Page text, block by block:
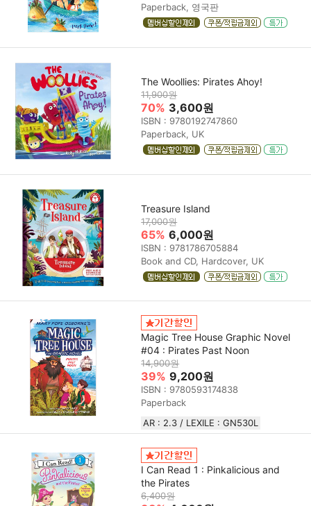
Paperback, 영국판
The Woollies: Pirates Ahoy!
11,900원
70% 3,600원
ISBN : 9780192747860
Paperback, UK
Treasure Island
17,000원
65% 6,000원
ISBN : 9781786705884
Book and CD, Hardcover, UK
Magic Tree House Graphic Novel
#04 : Pirates Past Noon
14,900원
39% 9,200원
ISBN : 9780593174838
Paperback
AR : 2.3 / LEXILE : GN530L
I Can Read 1 : Pinkalicious and
the Pirates
6,400원